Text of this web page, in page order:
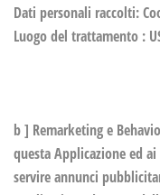
Dati personali raccolti:
Luogo del trattamento :
b ] Remarketing e
questa Applicazione ed
servire annunci